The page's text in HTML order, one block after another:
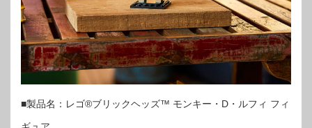
■製品名：レゴ®ブリックヘッズ™ モンキー・D・ルフィ フィ